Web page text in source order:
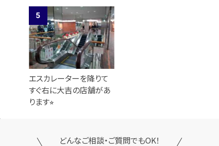
エスカレーターを降りて
すぐ右に大吉の店舗があ
ります⭐︎
どんなご相談・ご質問でもOK！